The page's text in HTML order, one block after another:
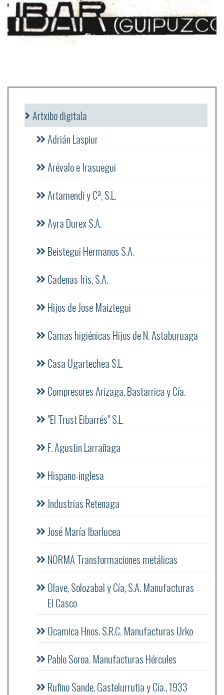
Artxibo digitala
Adrián Laspiur
Arévalo e Irasuegui
Artamendi y Cª, S.L.
Ayra Durex S.A.
Beistegui Hermanos S.A.
Cadenas Iris, S.A.
Hijos de Jose Maiztegui
Camas higiénicas Hijos de N. Astaburuaga
Casa Ugartechea S.L.
Compresores Arizaga, Bastarrica y Cía.
"El Trust Eibarrés" S.L.
F. Agustin Larrañaga
Hispano-inglesa
Industrias Retenaga
José María Ibarlucea
NORMA Transformaciones metálicas
Olave, Solozabal y Cía, S.A. Manufacturas
El Casco
Ocamica Hnos. S.R.C. Manufacturas Urko
Pablo Soroa. Manufacturas Hércules
Rufino Sande, Gastelurrutia y Cía., 1933